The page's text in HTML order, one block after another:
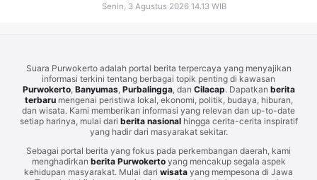
Senin, 3 Agustus 2026 14.13 WIB
Suara Purwokerto adalah portal berita terpercaya yang menyajikan
informasi terkini tentang berbagai topik penting di kawasan
Purwokerto, Banyumas, Purbalingga, dan Cilacap. Dapatkan berita
terbarumengenai peristiwa lokal, ekonomi, politik, budaya, hiburan,
dan wisata. Kami memberikan informasi yang relevan dan up-to-date
setiap harinya, mulai dari berita nasionalhingga cerita-cerita inspiratif
yang hadir dari masyarakat sekitar.
Sebagai portal berita yang fokus pada perkembangan daerah, kami
menghadirkan berita Purwokertoyang mencakup segala aspek
kehidupan masyarakat. Mulai dari wisata yang mempesona di Jawa